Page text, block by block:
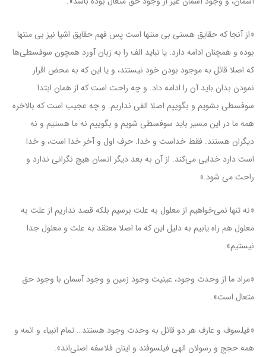
«از آنجا که حقایق هستی بی منتها است پس فهم حقایق اشیا نیز بی منتها
بوده و همچنان ادامه دارد. یا نباید الف را به زبان آورد همچون سوفسطی‌ها
که اصلا قائل به موجود بودن خود نیستند، و یا این که به محض اقرار
نمودن بدان باید آن را ادامه داد. و چه راحت است که از همان ابتدا
سوفسطی بشویم و بگوییم اصلا الفی نداریم. و چه عجیب است که بالاخره
همه ما در این مسیر باید سوفسطی شویم و بگوییم نه ما هستیم و نه
دیگران هستند. فقط خداست و خدا. حرف اول و آخر خدا است، و خدا
است دارد خدایی می‌کند. از آن به بعد دیگر انسان هیچ نگرانی ندارد و
راحت می شود.»
«نه تنها نمی‌خواهیم از معلول به علت برسیم بلکه قصد نداریم از علت به
معلول هم راه یابیم به دلیل این که ما اصلا معتقد به علت و معلول جدا
نیستیم».
«مراد ما از وحدت وجود، عینیت وجود زمین و وجود آسمان با وجود حق
متعال است».
«فیلسوف و عارف هر دو قائل به وحدت وجود هستند… تمام انبیاء و ائمه و
همه حجج و رسولان الهی فیلسوفند و اینان فلاسفه اصلی‌اند».